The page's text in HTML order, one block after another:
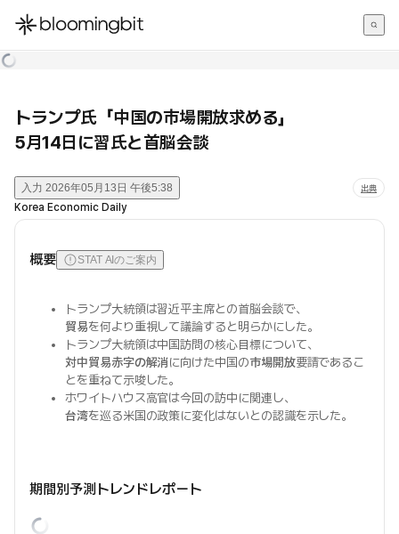
한국어
トランプ氏「中国の市場開放求める」
5月14日に習氏と首脳会談
入力 2026年05月13日 午後5:38 出典
Korea Economic Daily
概要 STAT AIのご案内
トランプ大統領は習近平主席との首脳会談で、
貿易を何より重視して議論すると明らかにした。
トランプ大統領は中国訪問の核心目標について、
対中貿易赤字の解消に向けた中国の市場開放要請であるこ
とを重ねて示唆した。
ホワイトハウス高官は今回の訪中に関連し、
台湾を巡る米国の政策に変化はないとの認識を示した。
期間別予測トレンドレポート